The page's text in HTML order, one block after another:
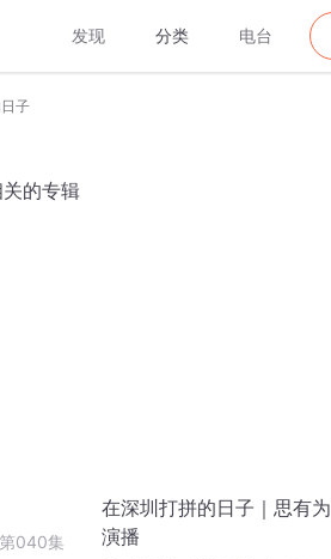
发现 分类 电台
子
关的专辑
040集
在深圳打拼的日子｜思有为
演播